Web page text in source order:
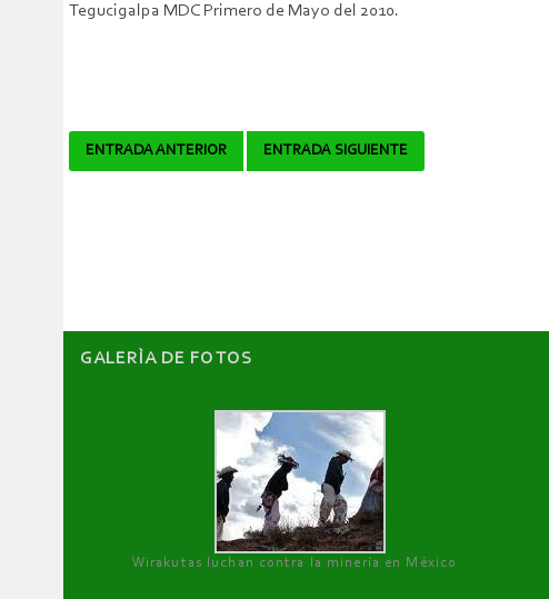
Tegucigalpa MDC Primero de Mayo del 2010.
Navegador
ENTRADA ANTERIOR ENTRADA SIGUIENTE
GALERÌA DE FOTOS
Wirakutas luchan contra la minería en México